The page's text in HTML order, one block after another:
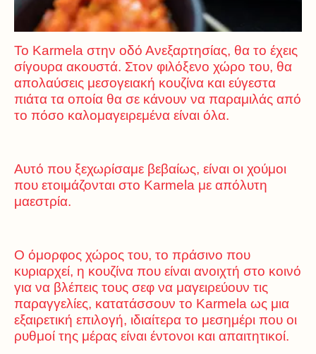
Το Karmela στην οδό Ανεξαρτησίας, θα το έχεις
σίγουρα ακουστά. Στον φιλόξενο χώρο του, θα
απολαύσεις μεσογειακή κουζίνα και εύγεστα
πιάτα τα οποία θα σε κάνουν να παραμιλάς από
το πόσο καλομαγειρεμένα είναι όλα.
Αυτό που ξεχωρίσαμε βεβαίως, είναι οι χούμοι
που ετοιμάζονται στο Karmela με απόλυτη
μαεστρία.
Ο όμορφος χώρος του, το πράσινο που
κυριαρχεί, η κουζίνα που είναι ανοιχτή στο κοινό
για να βλέπεις τους σεφ να μαγειρεύουν τις
παραγγελίες, κατατάσσουν το Karmela ως μια
εξαιρετική επιλογή, ιδιαίτερα το μεσημέρι που οι
ρυθμοί της μέρας είναι έντονοι και απαιτητικοί.